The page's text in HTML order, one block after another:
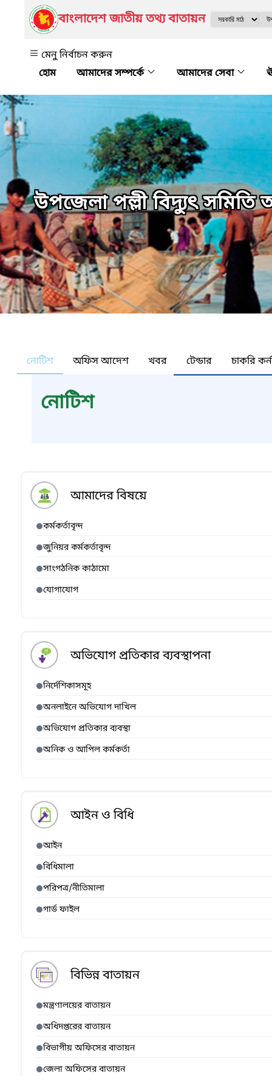
বাংলাদেশ জাতীয় তথ্য বাতায়ন
মেনু নির্বাচন করুন
আমাদের সম্পর্কে
আমাদের সেবা
উপজেলা পল্লী বিদ্যুৎ
নোটিশ অফিস আদেশ খবর টেন্ডার চাকরি
নোটিশ
আমাদের বিষয়ে
কর্মকর্তাবৃন্দ
জুনিয়র কর্মকর্তাবৃন্দ
সাংগঠনিক কাঠামো
যোগাযোগ
অভিযোগ প্রতিকার ব্যবস্থাপনা
নির্দেশিকাসমূহ
অনলাইনে অভিযোগ দাখিল
অভিযোগ প্রতিকার ব্যবস্থা
অনিক ও আপিল কর্মকর্তা
আইন ও বিধি
আইন
বিধিমালা
পরিপত্র/নীতিমালা
গার্ড ফাইল
বিভিন্ন বাতায়ন
মন্ত্রণালয়ের বাতায়ন
অধিদপ্তরের বাতায়ন
বিভাগীয় অফিসের বাতায়ন
জেলা অফিসের বাতায়ন